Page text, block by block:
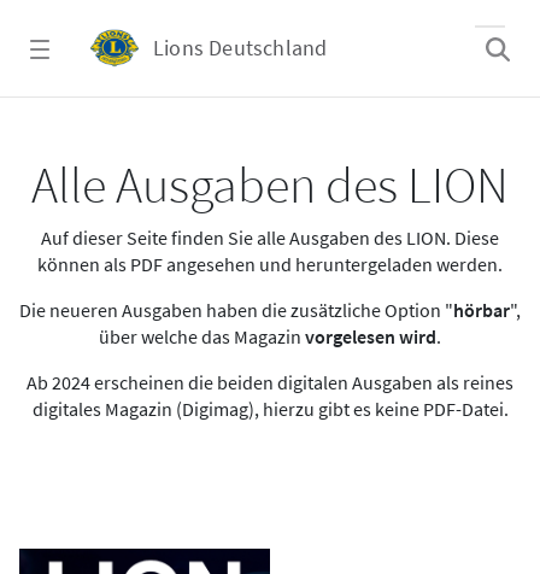
Lions Deutschland
Alle Ausgaben des LION
Auf dieser Seite finden Sie alle Ausgaben des LION. Diese
können als PDF angesehen und heruntergeladen werden.
Die neueren Ausgaben haben die zusätzliche Option "hörbar",
über welche das Magazin vorgelesen wird.
Ab 2024 erscheinen die beiden digitalen Ausgaben als reines
digitales Magazin (Digimag), hierzu gibt es keine PDF-Datei.